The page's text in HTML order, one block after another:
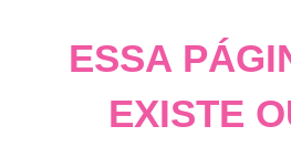
ESSA
EXISTE